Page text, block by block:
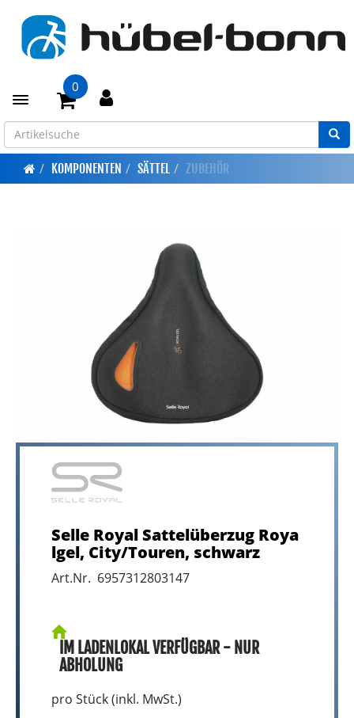
Toggle navigation
0
KOMPONENTEN SÄTTEL ZUBEHÖR
Selle Royal Sattelüberzug Roya
lgel, City/Touren, schwarz
Art.Nr. 6957312803147
IM LADENLOKAL VERFÜGBAR - NUR
ABHOLUNG
pro Stück (inkl. MwSt.)